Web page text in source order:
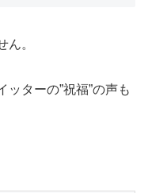
ん。
ターの”祝福”の声も